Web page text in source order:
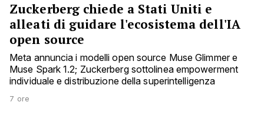
Zuckerberg chiede a Stati Uniti e
alleati di guidare l'ecosistema dell'IA
open source
Meta annuncia i modelli open source Muse Glimmer e
Muse Spark 1.2; Zuckerberg sottolinea empowerment
individuale e distribuzione della superintelligenza
7 ore